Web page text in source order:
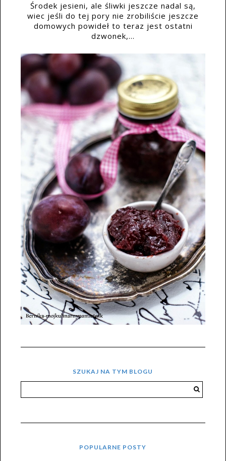
Środek jesieni, ale śliwki jeszcze nadal są,
wiec jeśli do tej pory nie zrobiliście jeszcze
domowych powideł to teraz jest ostatni
dzwonek,...
SZUKAJ NA TYM BLOGU
POPULARNE POSTY